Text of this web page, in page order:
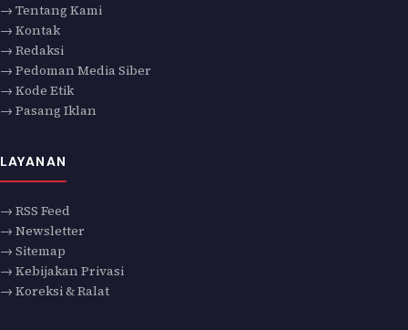
→ Tentang Kami
→ Kontak
→ Redaksi
→ Pedoman Media Siber
→ Kode Etik
→ Pasang Iklan
LAYANAN
→ RSS Feed
→ Newsletter
→ Sitemap
→ Kebijakan Privasi
→ Koreksi & Ralat